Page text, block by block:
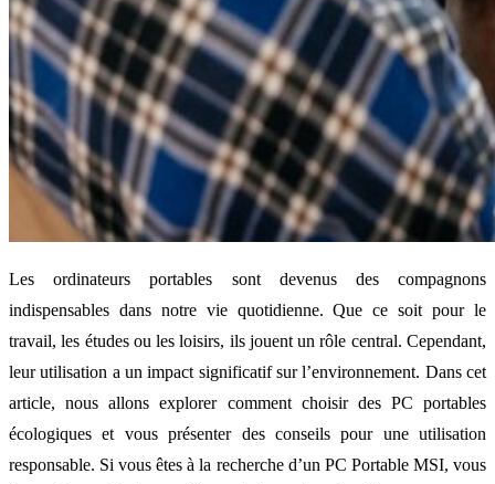
Les ordinateurs portables sont devenus des compagnons
indispensables dans notre vie quotidienne. Que ce soit pour le
travail, les études ou les loisirs, ils jouent un rôle central. Cependant,
leur utilisation a un impact significatif sur l’environnement. Dans cet
article, nous allons explorer comment choisir des PC portables
écologiques et vous présenter des conseils pour une utilisation
responsable. Si vous êtes à la recherche d’un PC Portable MSI, vous